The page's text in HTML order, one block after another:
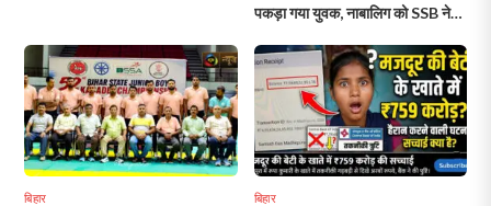
पकड़ा गया युवक, नाबालिग को SSB ने
बिहार बिहार